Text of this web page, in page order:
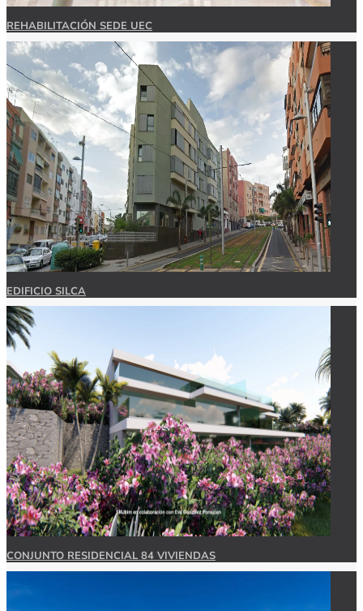
REHABILITACIÓN SEDE UEC
EDIFICIO SILCA
CONJUNTO RESIDENCIAL 84 VIVIENDAS